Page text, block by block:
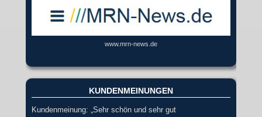
www.mrn-news.de
KUNDENMEINUNGEN
Kundenmeinung: „Sehr schön und sehr gut